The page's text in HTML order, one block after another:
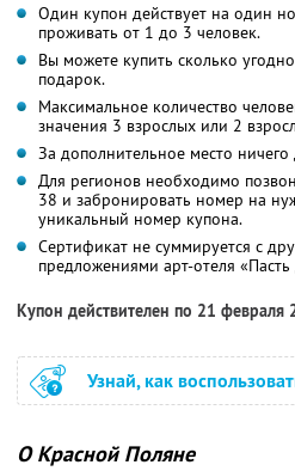
Один купон действует на один
проживать от 1 до 3 человек.
Вы можете купить сколько
подарок.
Максимальное количество
значения 3 взрослых или 2
За дополнительное место ничего
Для регионов необходимо
38 и забронировать номер на
уникальный номер купона.
Сертификат не суммируется с
предложениями арт-отеля
Купон действителен по 21 февраля
Узнай, как
О Красной Поляне